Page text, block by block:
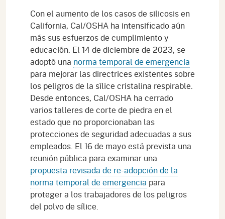
Con el aumento de los casos de silicosis en
California, Cal/OSHA ha intensificado aún
más sus esfuerzos de cumplimiento y
educación. El 14 de diciembre de 2023, se
adoptó una norma temporal de emergencia
para mejorar las directrices existentes sobre
los peligros de la sílice cristalina respirable.
Desde entonces, Cal/OSHA ha cerrado
varios talleres de corte de piedra en el
estado que no proporcionaban las
protecciones de seguridad adecuadas a sus
empleados. El 16 de mayo está prevista una
reunión pública para examinar una
propuesta revisada de re-adopción de la
norma temporal de emergencia para
proteger a los trabajadores de los peligros
del polvo de sílice.